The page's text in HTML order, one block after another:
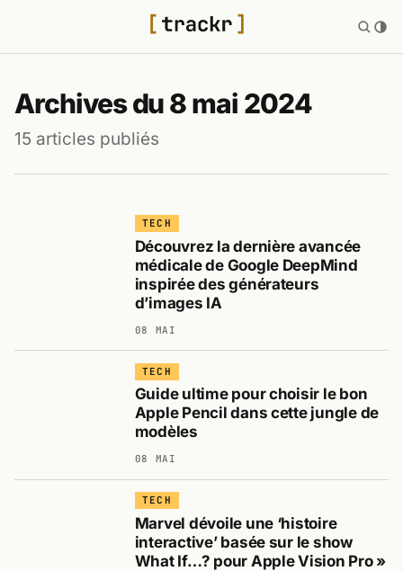
Archives du 8 mai 2024
15 articles publiés
TECH
Découvrez la dernière avancée
médicale de Google DeepMind
inspirée des générateurs
d’images IA
08 MAI
TECH
Guide ultime pour choisir le bon
Apple Pencil dans cette jungle de
modèles
08 MAI
TECH
Marvel dévoile une ‘histoire
interactive’ basée sur le show
What If…? pour Apple Vision Pro »